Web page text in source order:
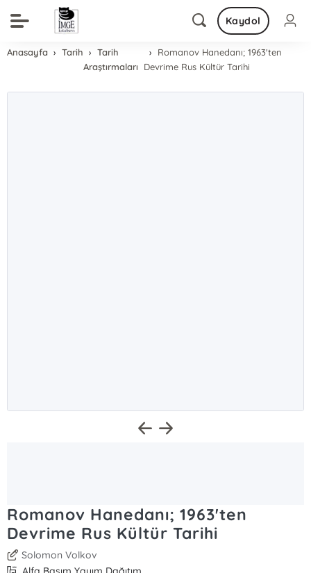
Kaydol
Anasayfa Tarih
Tarih
Araştırmaları
Romanov Hanedanı; 1963'ten
Devrime Rus Kültür Tarihi
Romanov Hanedanı; 1963'ten
Devrime Rus Kültür Tarihi
Solomon Volkov